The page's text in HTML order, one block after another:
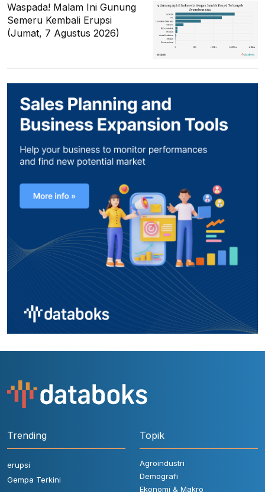
Waspada! Malam Ini Gunung
Semeru Kembali Erupsi
(Jumat, 7 Agustus 2026)
Trending
erupsi
Gempa Terkini
Topik
Agroindustri
Demografi
Ekonomi & Makro